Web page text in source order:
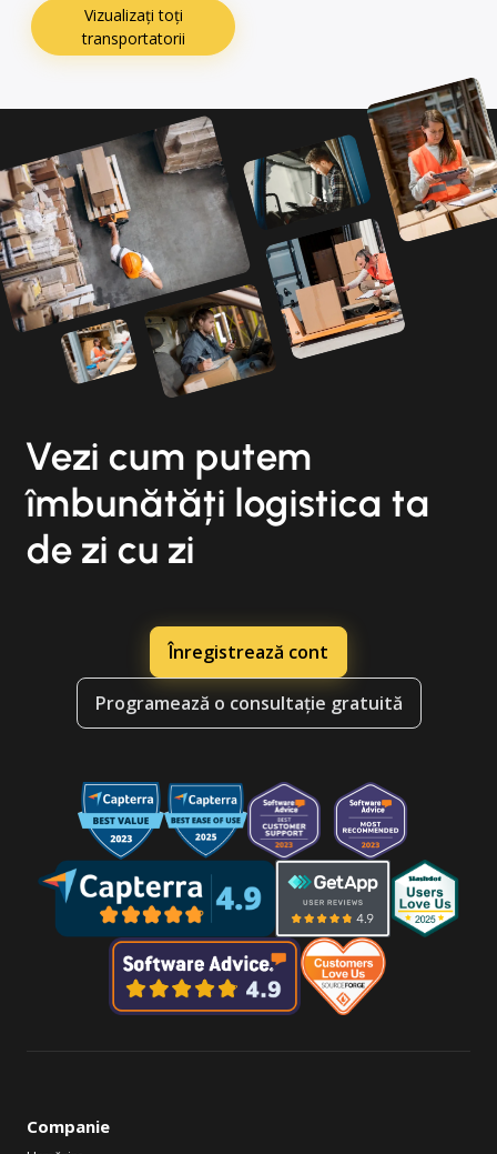
Vizualizați toți
transportatorii
Vezi cum putem
îmbunătăți logistica ta
de zi cu zi
Înregistrează cont
Programează o consultație gratuită
Companie